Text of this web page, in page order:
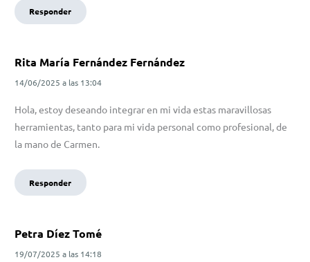
Responder
Rita María Fernández Fernández
14/06/2025 a las 13:04
Hola, estoy deseando integrar en mi vida estas maravillosas
herramientas, tanto para mi vida personal como profesional, de
la mano de Carmen.
Responder
Petra Díez Tomé
19/07/2025 a las 14:18